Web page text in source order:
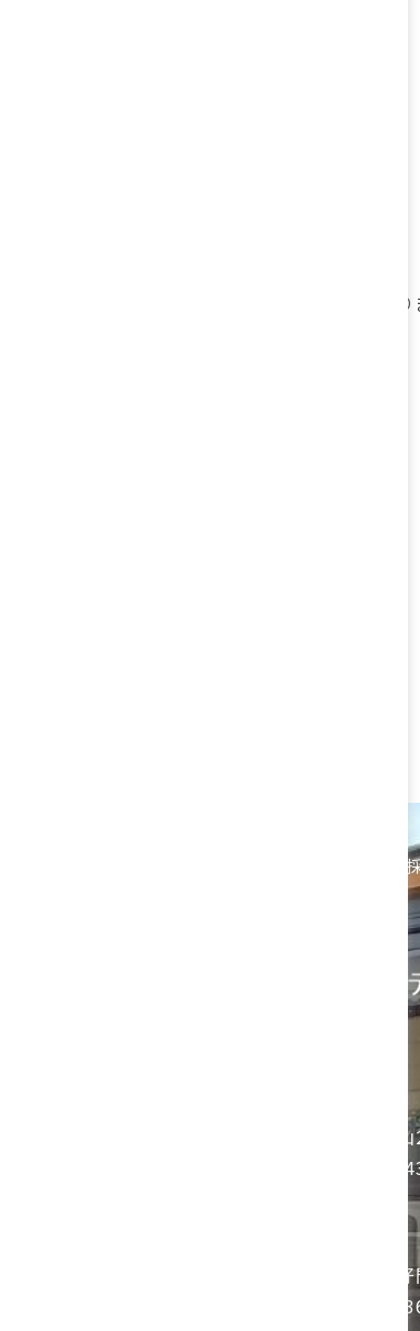
※ご質問やご要望などあり
〒963-0101 福島県郡山市安積町日出
TEL 024-943-5343 ／ FAX 024-
〒970-1153 福島県いわき市好間町上
TEL 0246-36-3985 ／ FAX 0246-